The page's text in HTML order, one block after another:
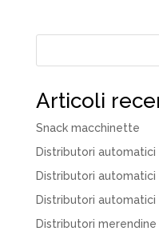
Articoli
Snack macchinette
Distributori
Distributori automatici
Distributori automatici
Distributori merendine